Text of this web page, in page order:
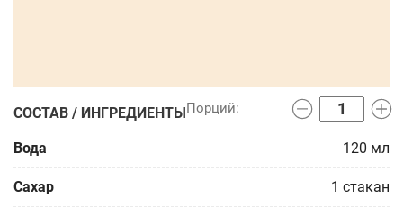
СОСТАВ / ИНГРЕДИЕНТЫ
Вода 120 мл
Сахар 1 стакан